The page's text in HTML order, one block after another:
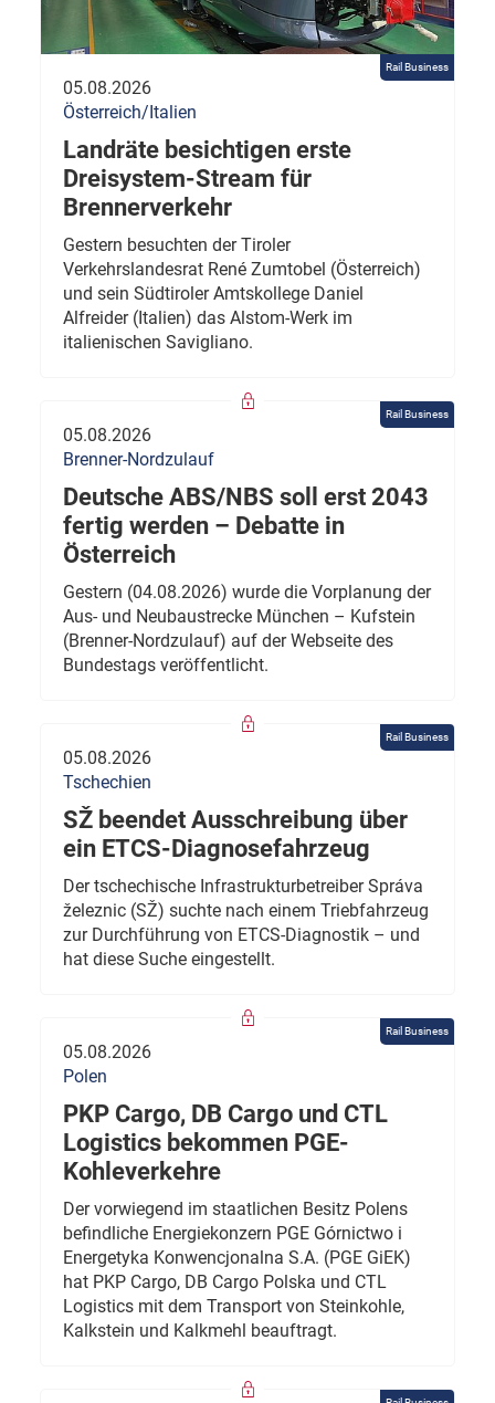
Rail Business
05.08.2026
Österreich/Italien
Landräte besichtigen erste
Dreisystem-Stream für
Brennerverkehr
Gestern besuchten der Tiroler
Verkehrslandesrat René Zumtobel (Österreich)
und sein Südtiroler Amtskollege Daniel
Alfreider (Italien) das Alstom-Werk im
italienischen Savigliano.
Rail Business
05.08.2026
Brenner-Nordzulauf
Deutsche ABS/NBS soll erst 2043
fertig werden – Debatte in
Österreich
Gestern (04.08.2026) wurde die Vorplanung der
Aus- und Neubaustrecke München – Kufstein
(Brenner-Nordzulauf) auf der Webseite des
Bundestags veröffentlicht.
Rail Business
05.08.2026
Tschechien
SŽ beendet Ausschreibung über
ein ETCS-Diagnosefahrzeug
Der tschechische Infrastrukturbetreiber Správa
železnic (SŽ) suchte nach einem Triebfahrzeug
zur Durchführung von ETCS-Diagnostik – und
hat diese Suche eingestellt.
Rail Business
05.08.2026
Polen
PKP Cargo, DB Cargo und CTL
Logistics bekommen PGE-
Kohleverkehre
Der vorwiegend im staatlichen Besitz Polens
befindliche Energiekonzern PGE Górnictwo i
Energetyka Konwencjonalna S.A. (PGE GiEK)
hat PKP Cargo, DB Cargo Polska und CTL
Logistics mit dem Transport von Steinkohle,
Kalkstein und Kalkmehl beauftragt.